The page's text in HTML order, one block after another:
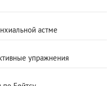
астме
упражнения